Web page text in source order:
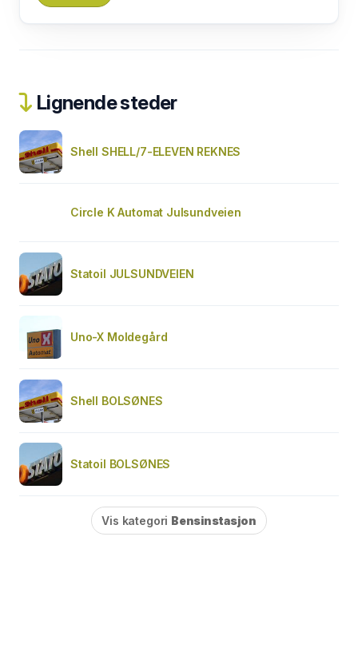
Lignende steder
Shell SHELL/7-ELEVEN REKNES
Circle K Automat Julsundveien
Statoil JULSUNDVEIEN
Uno-X Moldegård
Shell BOLSØNES
Statoil BOLSØNES
Vis kategori Bensinstasjon